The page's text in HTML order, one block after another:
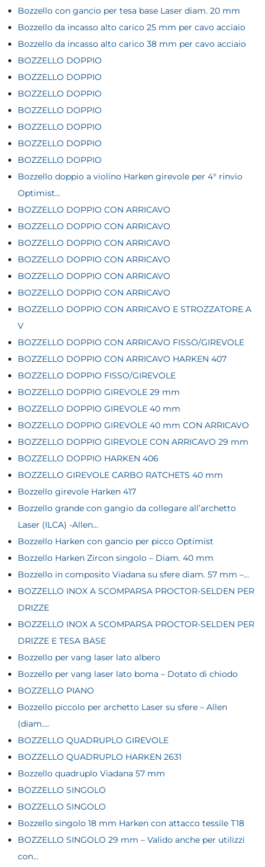
Bozzello con gancio per tesa base Laser diam. 20 mm
Bozzello da incasso alto carico 25 mm per cavo acciaio
Bozzello da incasso alto carico 38 mm per cavo acciaio
BOZZELLO DOPPIO
BOZZELLO DOPPIO
BOZZELLO DOPPIO
BOZZELLO DOPPIO
BOZZELLO DOPPIO
BOZZELLO DOPPIO
BOZZELLO DOPPIO
Bozzello doppio a violino Harken girevole per 4° rinvio
Optimist...
BOZZELLO DOPPIO CON ARRICAVO
BOZZELLO DOPPIO CON ARRICAVO
BOZZELLO DOPPIO CON ARRICAVO
BOZZELLO DOPPIO CON ARRICAVO
BOZZELLO DOPPIO CON ARRICAVO
BOZZELLO DOPPIO CON ARRICAVO
BOZZELLO DOPPIO CON ARRICAVO E STROZZATORE A
V
BOZZELLO DOPPIO CON ARRICAVO FISSO/GIREVOLE
BOZZELLO DOPPIO CON ARRICAVO HARKEN 407
BOZZELLO DOPPIO FISSO/GIREVOLE
BOZZELLO DOPPIO GIREVOLE 29 mm
BOZZELLO DOPPIO GIREVOLE 40 mm
BOZZELLO DOPPIO GIREVOLE 40 mm CON ARRICAVO
BOZZELLO DOPPIO GIREVOLE CON ARRICAVO 29 mm
BOZZELLO DOPPIO HARKEN 406
BOZZELLO GIREVOLE CARBO RATCHETS 40 mm
Bozzello girevole Harken 417
Bozzello grande con gangio da collegare all’archetto
Laser (ILCA) -Allen...
Bozzello Harken con gancio per picco Optimist
Bozzello Harken Zircon singolo – Diam. 40 mm
Bozzello in composito Viadana su sfere diam. 57 mm –...
BOZZELLO INOX A SCOMPARSA PROCTOR-SELDEN PER
DRIZZE
BOZZELLO INOX A SCOMPARSA PROCTOR-SELDEN PER
DRIZZE E TESA BASE
Bozzello per vang laser lato albero
Bozzello per vang laser lato boma – Dotato di chiodo
BOZZELLO PIANO
Bozzello piccolo per archetto Laser su sfere – Allen
(diam....
BOZZELLO QUADRUPLO GIREVOLE
BOZZELLO QUADRUPLO HARKEN 2631
Bozzello quadruplo Viadana 57 mm
BOZZELLO SINGOLO
BOZZELLO SINGOLO
Bozzello singolo 18 mm Harken con attacco tessile T18
BOZZELLO SINGOLO 29 mm – Valido anche per utilizzi
con...